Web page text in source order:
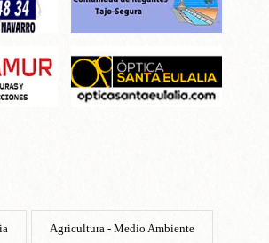
Agricultura - Medio Ambiente